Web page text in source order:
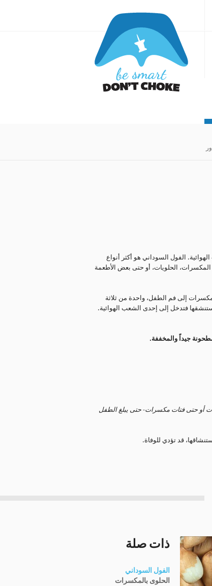
الفول السوداني هو أكثر أنواع
الحلويات، أو حتى بعض الأطعمة
١٠٠ عام)، بعدما تدخل قطعة مكسرات إلى فم الطفل، واحدة من ثلاثة
فتدخل إلى إحدى الشعب الهوائية.
جيداً والمخففة.
أو حتى فتات مكسرات- حتى يبلغ الطفل
قد تؤدي للوفاة.
ذات صلة
الفول السوداني
الحلوى بالمكسرات